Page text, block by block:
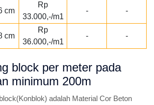
cm
Rp
33.000,-/m1
- -
cm
Rp
36.000,-/m1
- -
block per meter pada
minimum 200m
adalah Material Cor Beton